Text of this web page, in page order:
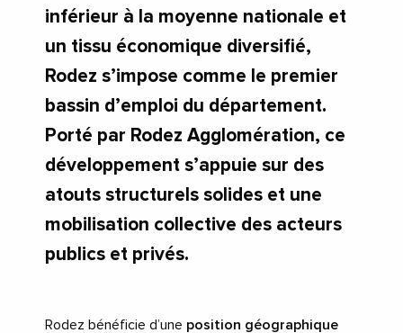
inférieur à la moyenne nationale et
un tissu économique diversifié,
Rodez s’impose comme le premier
bassin d’emploi du département.
Porté par Rodez Agglomération, ce
développement s’appuie sur des
atouts structurels solides et une
mobilisation collective des acteurs
publics et privés.
Rodez bénéficie d’une position géographique